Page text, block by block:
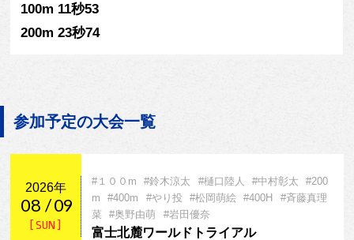
100m 11秒53
200m 23秒74
参加予定の大会一覧
2026年
08 09
[ SUN ]
#１００m #鈴木涼太 #樋口陸人 #中村彰太
#200
m
#400m #やり投 #松岡萌絵 #400H
#斉藤真理
菜
#奥野由萌 #岩田優奈
富士北麓ワールドトライアル